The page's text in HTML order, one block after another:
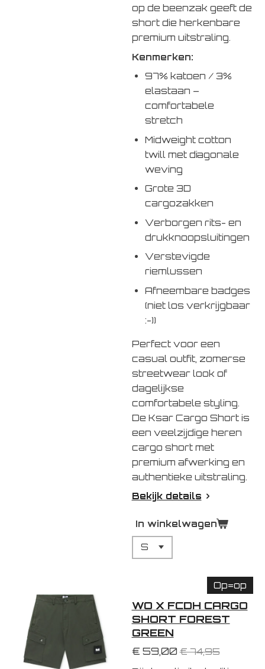
op de beenzak geeft de
short die herkenbare
premium uitstraling.
Kenmerken:
97% katoen / 3%
elastaan –
comfortabele
stretch
Midweight cotton
twill met diagonale
weving
Grote 3D
cargozakken
Verborgen rits- en
drukknoopsluitingen
Verstevigde
riemlussen
Afneembare badges
(niet los verkrijgbaar
:-))
Perfect voor een
casual outfit, zomerse
streetwear look of
dagelijkse
comfortabele styling.
De Ksar Cargo Short is
een veelzijdige heren
cargo short met
premium afwerking en
authentieke uitstraling.
Bekijk details
In winkelwagen
Op=op
WO X FCDH CARGO
SHORT FOREST
GREEN
€ 59,00 € 74,95